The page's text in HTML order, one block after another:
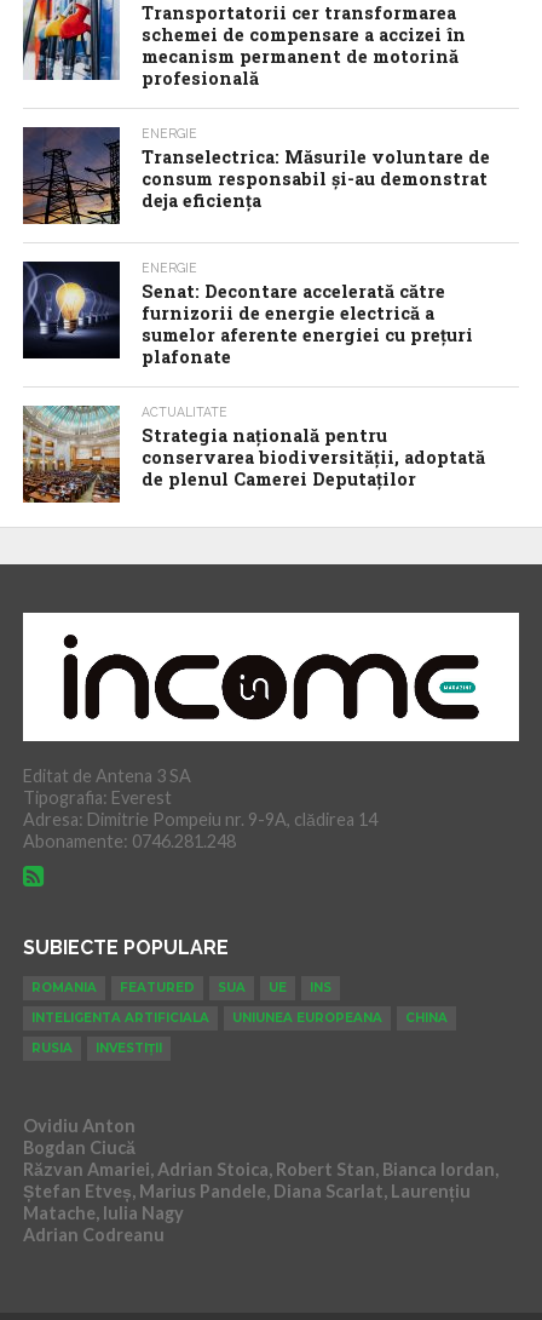
Transportatorii cer transformarea
schemei de compensare a accizei în
mecanism permanent de motorină
profesională
ENERGIE
Transelectrica: Măsurile voluntare de
consum responsabil şi-au demonstrat
deja eficienţa
ENERGIE
Senat: Decontare accelerată către
furnizorii de energie electrică a
sumelor aferente energiei cu prețuri
plafonate
ACTUALITATE
Strategia națională pentru
conservarea biodiversității, adoptată
de plenul Camerei Deputaților
Editat de Antena 3 SA
Tipografia: Everest
Adresa: Dimitrie Pompeiu nr. 9-9A, clădirea 14
Abonamente: 0746.281.248
SUBIECTE POPULARE
ROMANIA FEATURED SUA UE
INS
INTELIGENTA ARTIFICIALA
UNIUNEA EUROPEANA
CHINA
RUSIA
INVESTIȚII
Ovidiu Anton
Bogdan Ciucă
Răzvan Amariei, Adrian Stoica, Robert Stan, Bianca Iordan,
Ștefan Etveș, Marius Pandele, Diana Scarlat, Laurențiu
Matache, Iulia Nagy
Adrian Codreanu